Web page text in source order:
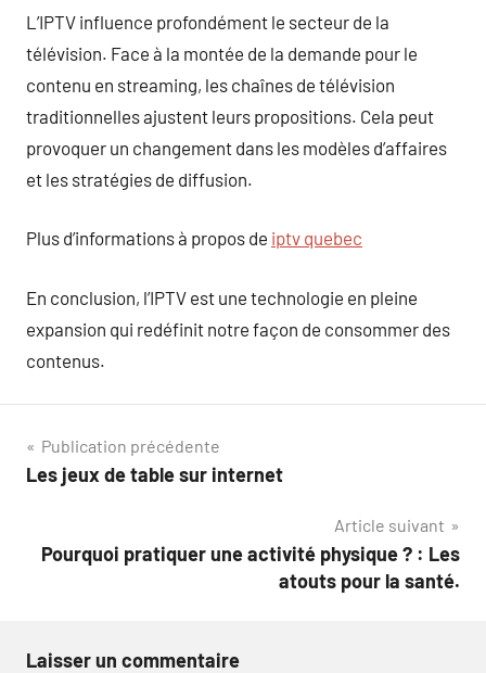
L’IPTV influence profondément le secteur de la
télévision. Face à la montée de la demande pour le
contenu en streaming, les chaînes de télévision
traditionnelles ajustent leurs propositions. Cela peut
provoquer un changement dans les modèles d’affaires
et les stratégies de diffusion.
Plus d’informations à propos de iptv quebec
En conclusion, l’IPTV est une technologie en pleine
expansion qui redéfinit notre façon de consommer des
contenus.
Navigation
de
Publication précédente
Les jeux de table sur internet
Article suivant
Pourquoi pratiquer une activité physique ? : Les
atouts pour la santé.
Laisser un commentaire